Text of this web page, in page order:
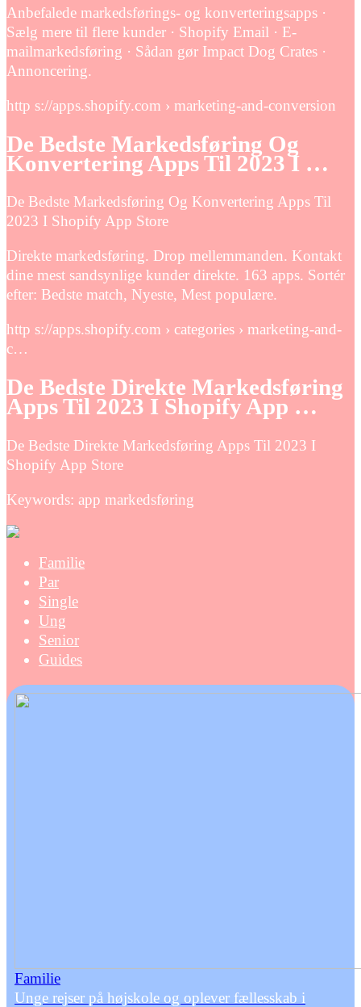
Anbefalede markedsførings- og konverteringsapps ·
Sælg mere til flere kunder · Shopify Email · E-
mailmarkedsføring · Sådan gør Impact Dog Crates ·
Annoncering.
http s://apps.shopify.com › marketing-and-conversion
De Bedste Markedsføring Og
Konvertering Apps Til 2023 I …
De Bedste Markedsføring Og Konvertering Apps Til
2023 I Shopify App Store
Direkte markedsføring. Drop mellemmanden. Kontakt
dine mest sandsynlige kunder direkte. 163 apps. Sortér
efter: Bedste match, Nyeste, Mest populære.
http s://apps.shopify.com › categories › marketing-and-
c…
De Bedste Direkte Markedsføring
Apps Til 2023 I Shopify App …
De Bedste Direkte Markedsføring Apps Til 2023 I
Shopify App Store
Keywords: app markedsføring
Familie
Par
Single
Ung
Senior
Guides
Familie
Unge rejser på højskole og oplever fællesskab i